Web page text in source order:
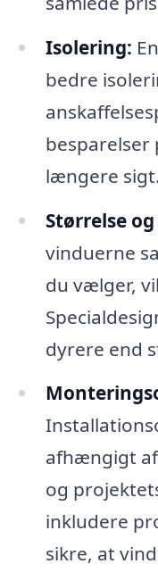
Isolering:
bedre
besparelser
længere sigt.
Størrelse
vinduerne
du vælger,
dyrere end
afhængigt
og
inkludere
sikre, at